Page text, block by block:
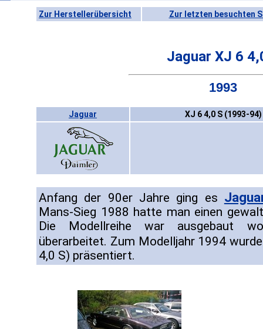
Zur Herstellerübersicht Zur letzten besuchten
Jaguar XJ 6
1993
Jaguar XJ 6 4,0 S (1993-94)
Anfang der 90er Jahre ging es
Mans-Sieg 1988 hatte man einen
Die Modellreihe war ausgebaut
überarbeitet. Zum Modelljahr 1994
4,0 S) präsentiert.